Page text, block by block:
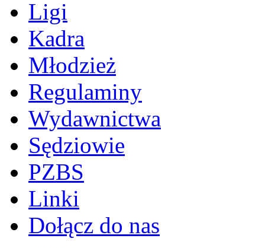
Ligi
Kadra
Młodzież
Regulaminy
Wydawnictwa
Sędziowie
PZBS
Linki
Dołącz do nas